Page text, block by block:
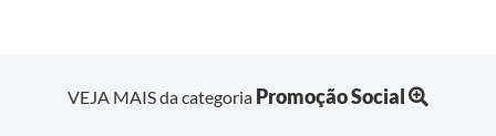
VEJA MAIS da categoria Promoção Social